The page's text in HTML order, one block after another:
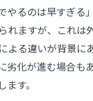
ぐ外壁塗装計画
壁塗装で無駄な
必要ないタイミ
やるのは早すぎる
れますが、これは
よる違いが背景に
劣化が進む場合も
す。